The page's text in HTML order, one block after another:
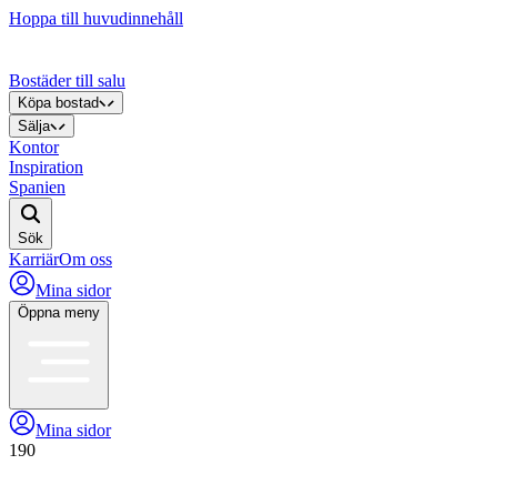
Hoppa till huvudinnehåll
Bostäder till salu
Köpa bostad
Sälja
Kontor
Inspiration
Spanien
Sök
KarriärOm oss
Mina sidor
Öppna meny
Mina sidor
190